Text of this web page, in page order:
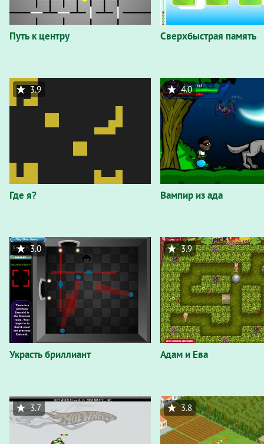
Путь к центру Сверхбыстрая память
Где я?
3.9
Вампир из ада
4.0
Украсть бриллиант
3.0
Адам и Ева
3.9
3.7 3.8